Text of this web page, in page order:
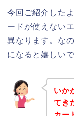
今回ご紹介した
ードが使えない
異なります。な
になると嬉しいで
いか
てき